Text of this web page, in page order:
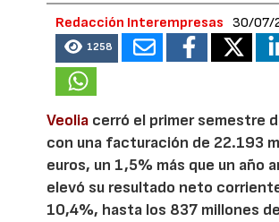
Redacción Interempresas 30/07/
1258
Veolia cerró el primer semestre
con una facturación de 22.193
euros, un 1,5% más que un año
elevó su resultado neto
10,4%, hasta los 837 millones